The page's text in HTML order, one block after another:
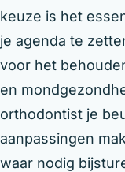
keuze is het
je agenda te
voor het
en
orthodontist je
aanpassingen
waar nodig